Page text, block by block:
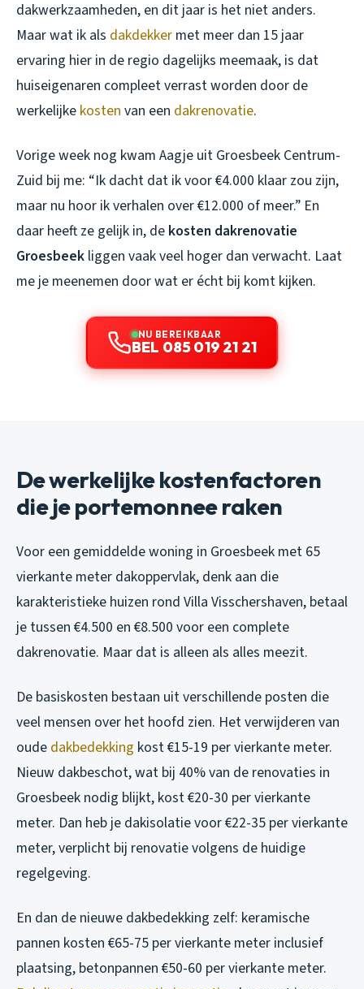
dakwerkzaamheden, en dit jaar is het niet anders.
Maar wat ik als dakdekker met meer dan 15 jaar
ervaring hier in de regio dagelijks meemaak, is dat
huiseigenaren compleet verrast worden door de
werkelijke kosten van een dakrenovatie.
Vorige week nog kwam Aagje uit Groesbeek Centrum-
Zuid bij me: “Ik dacht dat ik voor €4.000 klaar zou zijn,
maar nu hoor ik verhalen over €12.000 of meer.” En
daar heeft ze gelijk in, de kosten dakrenovatie
Groesbeek liggen vaak veel hoger dan verwacht. Laat
me je meenemen door wat er écht bij komt kijken.
NU BEREIKBAAR
BEL 085 019 21 21
De werkelijke kostenfactoren
die je portemonnee raken
Voor een gemiddelde woning in Groesbeek met 65
vierkante meter dakoppervlak, denk aan die
karakteristieke huizen rond Villa Visschershaven, betaal
je tussen €4.500 en €8.500 voor een complete
dakrenovatie. Maar dat is alleen als alles meezit.
De basiskosten bestaan uit verschillende posten die
veel mensen over het hoofd zien. Het verwijderen van
oude dakbedekking kost €15-19 per vierkante meter.
Nieuw dakbeschot, wat bij 40% van de renovaties in
Groesbeek nodig blijkt, kost €20-30 per vierkante
meter. Dan heb je dakisolatie voor €22-35 per vierkante
meter, verplicht bij renovatie volgens de huidige
regelgeving.
En dan de nieuwe dakbedekking zelf: keramische
pannen kosten €65-75 per vierkante meter inclusief
plaatsing, betonpannen €50-60 per vierkante meter.